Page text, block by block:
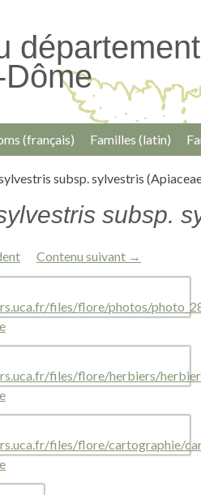
(français) Familles (latin)
subsp. sylvestris
subsp.
Contenu suivant →